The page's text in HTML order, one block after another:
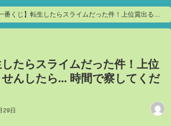
一番くじ】転生したらスライムだった件！上位賞出るま
してください編 #267
したらスライムだった件！上位
んしたら... 時間で察してくだ
29日